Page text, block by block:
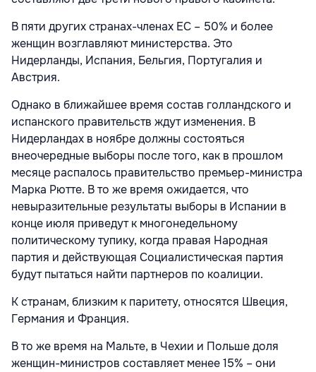
В пяти других странах-членах ЕС – 50% и более
женщин возглавляют министерства. Это
Нидерланды, Испания, Бельгия, Португалия и
Австрия.
Однако в ближайшее время состав голландского и
испанского правительств ждут изменения. В
Нидерландах в ноябре должны состояться
внеочередные выборы после того, как в прошлом
месяце распалось правительство премьер-министра
Марка Рютте. В то же время ожидается, что
невыразительные результаты выборы в Испании в
конце июля приведут к многонедельному
политическому тупику, когда правая Народная
партия и действующая Социалистическая партия
будут пытаться найти партнеров по коалиции.
К странам, близким к паритету, относятся Швеция,
Германия и Франция.
В то же время на Мальте, в Чехии и Польше доля
женщин-министров составляет менее 15% – они